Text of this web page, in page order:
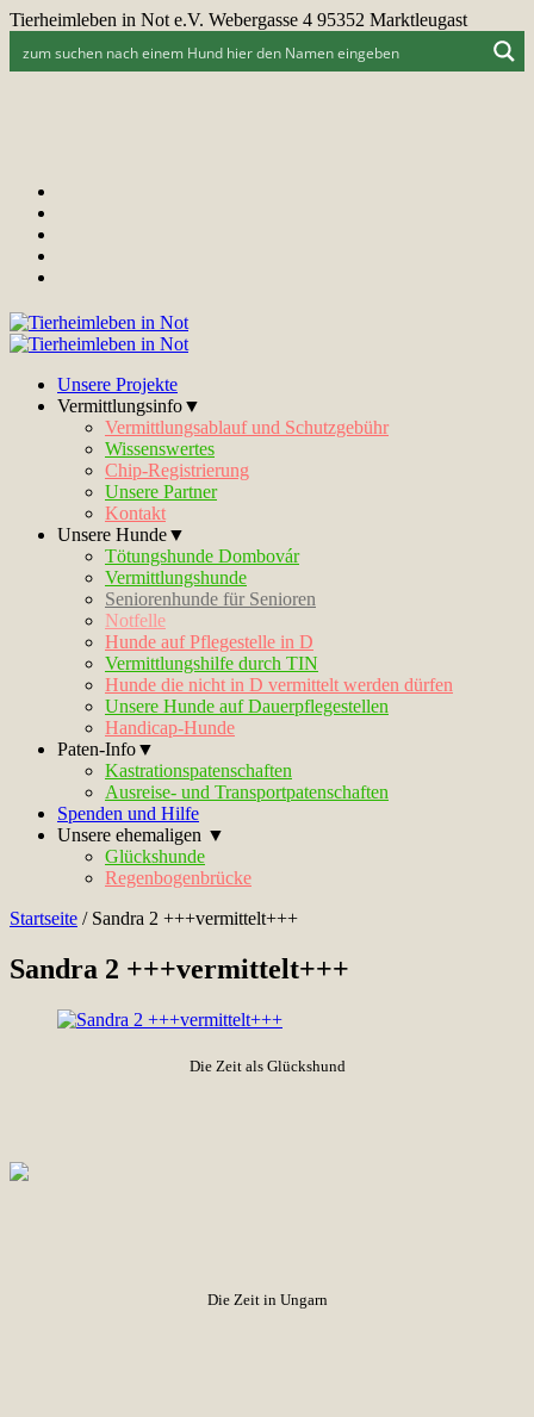
Tierheimleben in Not e.V. Webergasse 4 95352 Marktleugast
Unsere Projekte
Vermittlungsinfo▼
Vermittlungsablauf und Schutzgebühr
Wissenswertes
Chip-Registrierung
Unsere Partner
Kontakt
Unsere Hunde▼
Tötungshunde Dombovár
Vermittlungshunde
Seniorenhunde für Senioren
Notfelle
Hunde auf Pflegestelle in D
Vermittlungshilfe durch TIN
Hunde die nicht in D vermittelt werden dürfen
Unsere Hunde auf Dauerpflegestellen
Handicap-Hunde
Paten-Info▼
Kastrationspatenschaften
Ausreise- und Transportpatenschaften
Spenden und Hilfe
Unsere ehemaligen ▼
Glückshunde
Regenbogenbrücke
Startseite / Sandra 2 +++vermittelt+++
Sandra 2 +++vermittelt+++
Die Zeit als Glückshund
Die Zeit in Ungarn